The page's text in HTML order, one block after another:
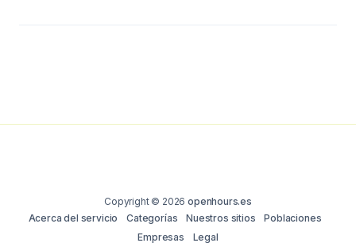
Copyright © 2026openhours.es
Acerca del servicio
Categorías Nuestros sitios
Poblaciones
Empresas
Legal